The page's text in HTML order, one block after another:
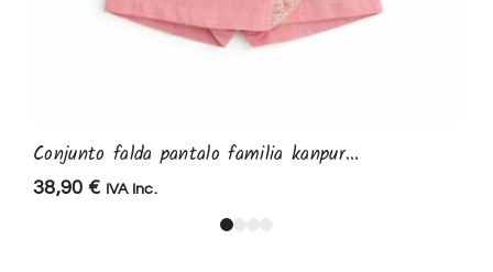
Conjunto falda pantalo familia kanpur...
38,90 € IVA Inc.